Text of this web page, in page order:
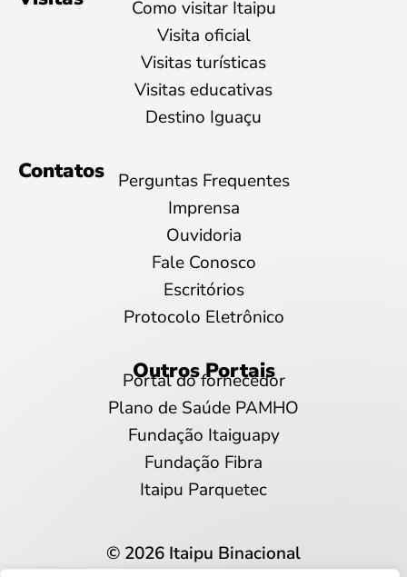
Como visitar Itaipu
Visita oficial
Visitas turísticas
Visitas educativas
Destino Iguaçu
Contatos
Perguntas Frequentes
Imprensa
Ouvidoria
Fale Conosco
Escritórios
Protocolo Eletrônico
Outros Portais
Portal do fornecedor
Plano de Saúde PAMHO
Fundação Itaiguapy
Fundação Fibra
Itaipu Parquetec
© 2026 Itaipu Binacional